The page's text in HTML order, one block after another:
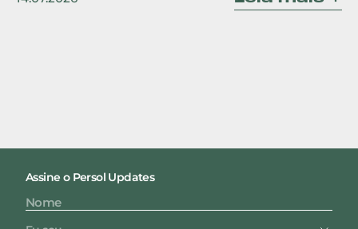
Assine o Persol Updates